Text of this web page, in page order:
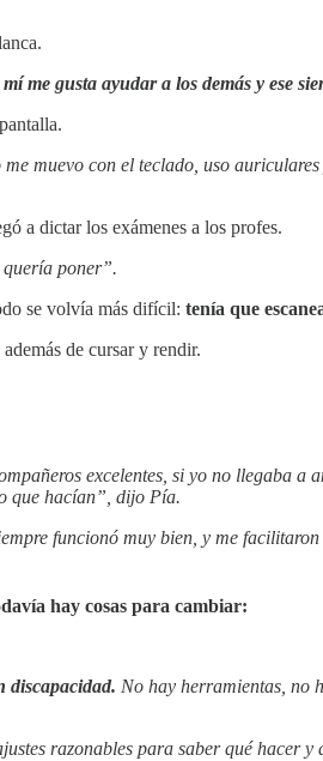
mí me gusta ayudar a los demás y ese
muevo con el teclado, uso
a dictar los exámenes a los profes.
poner”.
se volvía más difícil: tenía que
de cursar y rendir.
excelentes, si yo no llegaba a
que hacían”, dijo Pía.
funcionó muy bien, y me
hay cosas para cambiar:
discapacidad. No hay herramientas, no
razonables para saber qué hacer y